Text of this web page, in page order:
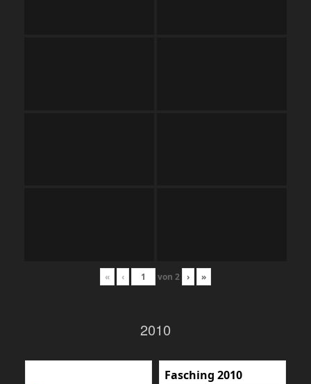
« ‹ von 2 › »
2010
Fasching 2010